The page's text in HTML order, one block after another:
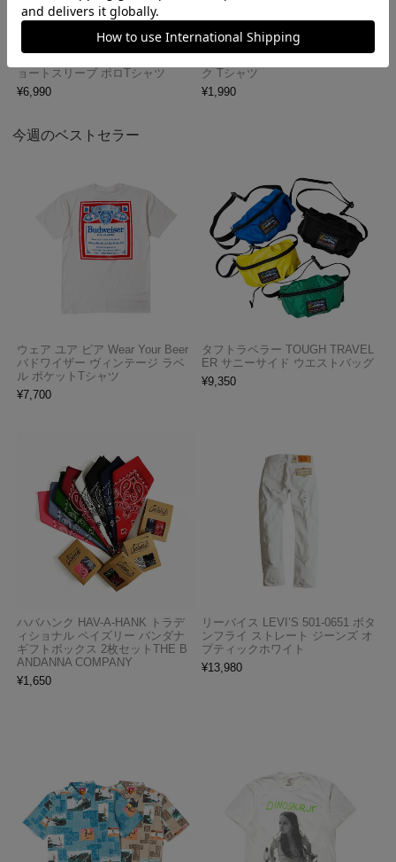
ョートスリーブ ポロTシャツ
¥6,990
プロクラブ PRO CLUB ヘビーウ
ク Tシャツ
¥1,990
今週のベストセラー
ウェア ユア ビア Wear Your Beer
バドワイザー ヴィンテージ ラベ
ル ポケットTシャツ
¥7,700
タフトラベラー TOUGH TRAVEL
ER サニーサイド ウエストバッグ
¥9,350
ハバハンク HAV-A-HANK トラデ
ィショナル ペイズリー バンダナ
ギフトボックス 2枚セットTHE B
ANDANNA COMPANY
¥1,650
リーバイス LEVI’S 501-0651 ボタ
ンフライ ストレート ジーンズ オ
プティックホワイト
¥13,980